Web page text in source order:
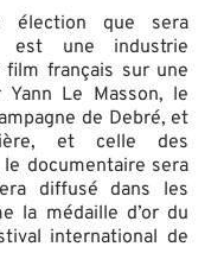
élection que sera
une industrie
français sur une
Yann Le Masson, le
de Debré, et
et celle des
documentaire sera
diffusé dans les
la médaille d’or du
international de